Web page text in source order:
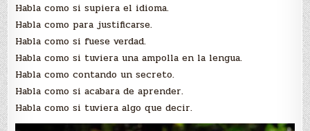
Habla como si supiera el idioma.
Habla como para justificarse.
Habla como si fuese verdad.
Habla como si tuviera una ampolla en la lengua.
Habla como contando un secreto.
Habla como si acabara de aprender.
Habla como si tuviera algo que decir.